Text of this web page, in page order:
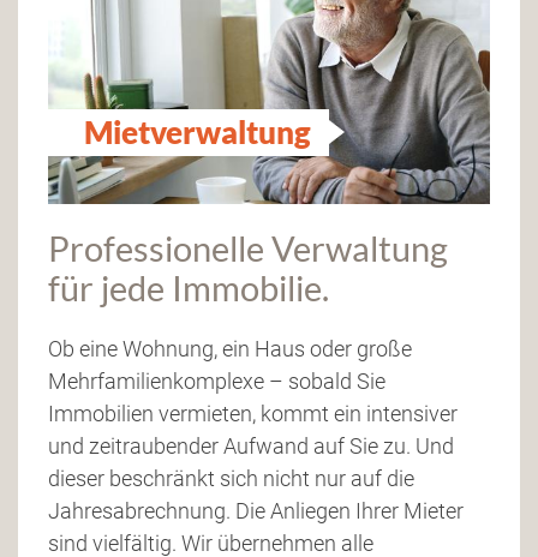
Mietverwaltung
Professionelle Verwaltung
für jede Immobilie.
Ob eine Wohnung, ein Haus oder große
Mehrfamilienkomplexe – sobald Sie
Immobilien vermieten, kommt ein intensiver
und zeitraubender Aufwand auf Sie zu. Und
dieser beschränkt sich nicht nur auf die
Jahresabrechnung. Die Anliegen Ihrer Mieter
sind vielfältig. Wir übernehmen alle